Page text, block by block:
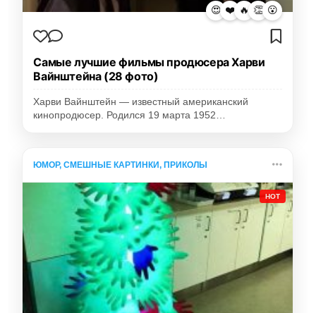
😍 ❤️ 🔥 👏 😮
Самые лучшие фильмы продюсера Харви
Вайнштейна (28 фото)
Харви Вайнштейн — известный американский
кинопродюсер. Родился 19 марта 1952…
ЮМОР, СМЕШНЫЕ КАРТИНКИ, ПРИКОЛЫ
HOT